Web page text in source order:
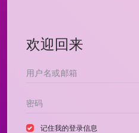
欢迎回来
记住我的登录信息